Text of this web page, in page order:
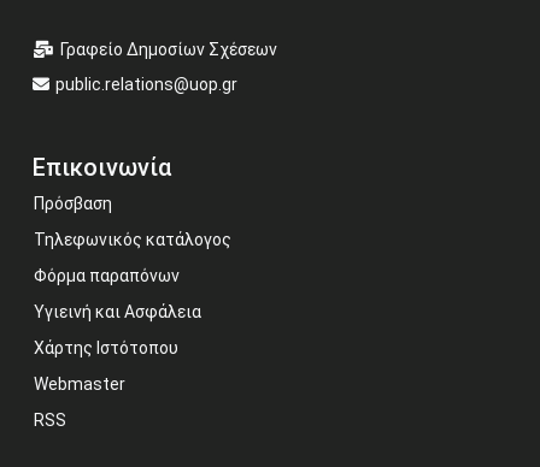
Γραφείο Δημοσίων Σχέσεων
public.relations@uop.gr
Επικοινωνία
Πρόσβαση
Τηλεφωνικός κατάλογος
Φόρμα παραπόνων
Υγιεινή και Ασφάλεια
Χάρτης Ιστότοπου
Webmaster
RSS